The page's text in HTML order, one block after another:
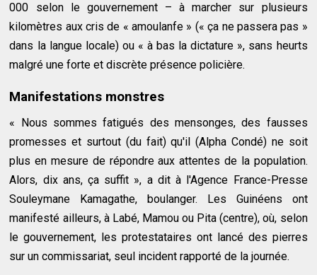
000 selon le gouvernement – à marcher sur plusieurs
kilomètres aux cris de « amoulanfe » (« ça ne passera pas »
dans la langue locale) ou « à bas la dictature », sans heurts
malgré une forte et discrète présence policière.
Manifestations monstres
« Nous sommes fatigués des mensonges, des fausses
promesses et surtout (du fait) qu'il (Alpha Condé) ne soit
plus en mesure de répondre aux attentes de la population.
Alors, dix ans, ça suffit », a dit à l'Agence France-Presse
Souleymane Kamagathe, boulanger. Les Guinéens ont
manifesté ailleurs, à Labé, Mamou ou Pita (centre), où, selon
le gouvernement, les protestataires ont lancé des pierres
sur un commissariat, seul incident rapporté de la journée.